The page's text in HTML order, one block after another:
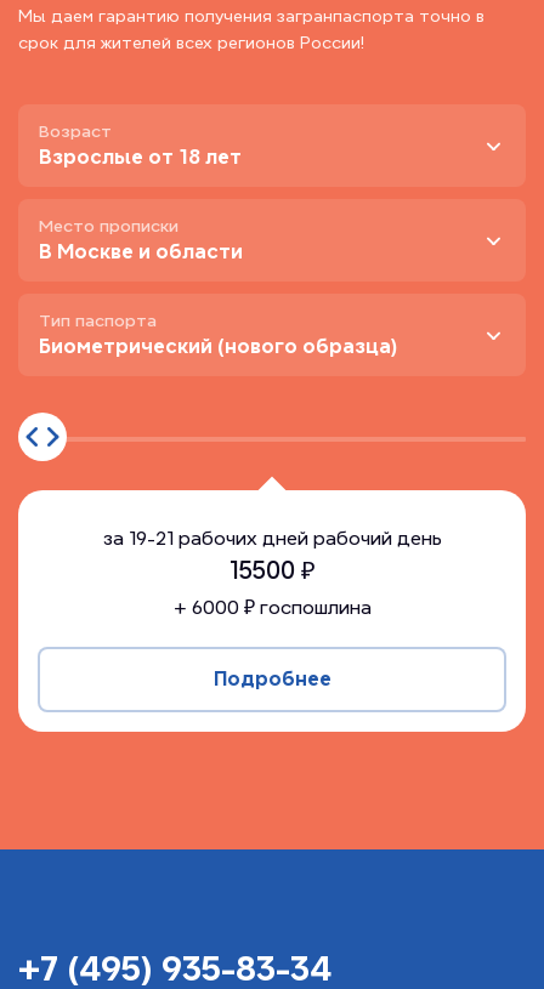
Мы даем гарантию получения загранпаспорта точно в
срок для жителей всех регионов России!
Возраст
Взрослые от 18 лет
Место прописки
В Москве и области
Тип паспорта
Биометрический (нового образца)
за 19-21 рабочих днейрабочий день
15500₽
+ 6000₽ госпошлина
Подробнее
+7 (495) 935-83-34